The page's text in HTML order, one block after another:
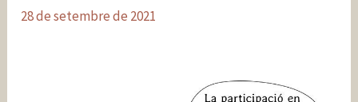
28 de setembre de 2021